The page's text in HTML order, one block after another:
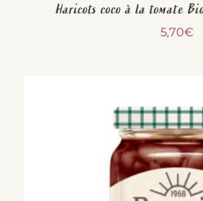
Haricots coco à la tomate
5,70€